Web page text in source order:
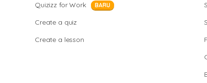
Quizizz for Work BARU
Create a quiz
Create a lesson